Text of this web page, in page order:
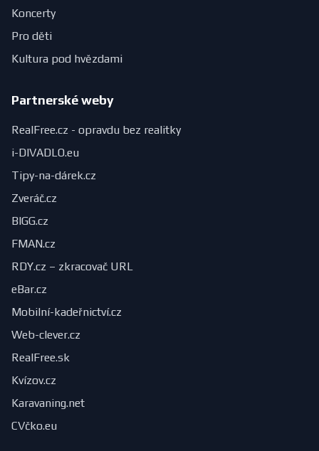
Koncerty
Pro děti
Kultura pod hvězdami
Partnerské weby
RealFree.cz - opravdu bez realitky
i-DIVADLO.eu
Tipy-na-dárek.cz
Zveráč.cz
BIGG.cz
FMAN.cz
RDY.cz – zkracovač URL
eBar.cz
Mobilní-kadeřnictví.cz
Web-clever.cz
RealFree.sk
Kvízov.cz
Karavaning.net
CVčko.eu